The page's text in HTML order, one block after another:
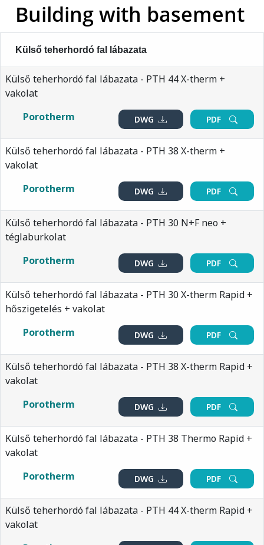
Building with basement
Külső teherhordó fal lábazata
Külső teherhordó fal lábazata - PTH 44 X-therm +
vakolat
Porotherm
DWG PDF
Külső teherhordó fal lábazata - PTH 38 X-therm +
vakolat
Porotherm
DWG PDF
Külső teherhordó fal lábazata - PTH 30 N+F neo +
téglaburkolat
Porotherm
DWG PDF
Külső teherhordó fal lábazata - PTH 30 X-therm Rapid +
hőszigetelés + vakolat
Porotherm
DWG PDF
Külső teherhordó fal lábazata - PTH 38 X-therm Rapid +
vakolat
Porotherm
DWG PDF
Külső teherhordó fal lábazata - PTH 38 Thermo Rapid +
vakolat
Porotherm
DWG PDF
Külső teherhordó fal lábazata - PTH 44 X-therm Rapid +
vakolat